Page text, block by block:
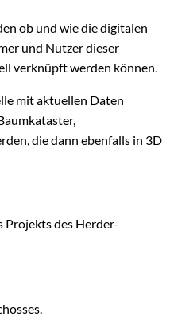
ob und wie die digitalen
und Nutzer dieser
verknüpft werden können.
mit aktuellen Daten
die dann ebenfalls in 3D
Projekts des Herder-